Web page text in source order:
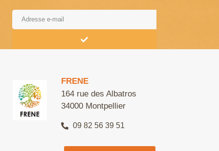
FRENE
164 rue des Albatros
34000 Montpellier
09 82 56 39 51